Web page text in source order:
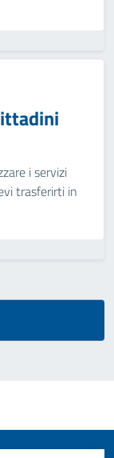
i servizi
trasferirti in